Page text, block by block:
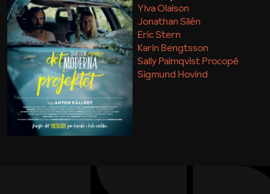
Ylva Olaison
Jonathan Silén
Eric Stern
Karin Bengtsson
Sally Palmqvist Procopé
Sigmund Hovind